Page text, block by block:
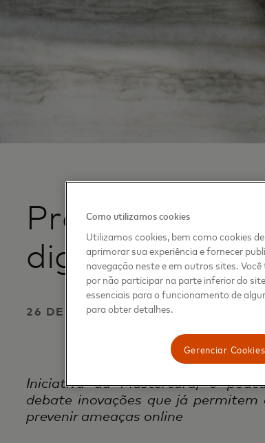
Prevenção de
digital é tema
26 DE NOVEMBRO DE 2022
Iniciativa da Mastercard, o
debate inovações que já
prevenir ameaças online
Como utilizamos cookies
Utilizamos cookies, bem como cookies
aprimorar sua experiência e fornecer
navegação neste e em outros sites.
por não participar na parte inferior do
essenciais para o funcionamento de
para obter detalhes.
Gerenciar Cookies